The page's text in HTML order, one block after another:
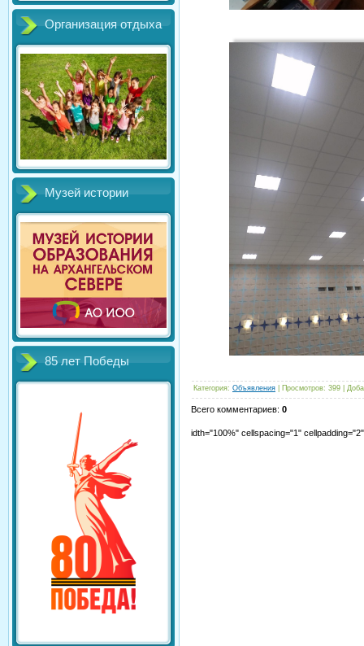
Организация отдыха
Музей истории
85 лет Победы
Категория: Объявления Просмотров: 399
Всего комментариев: 0
idth="100%" cellspacing="1"